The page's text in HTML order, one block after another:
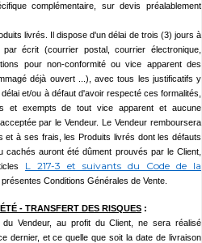
complémentaire, sur devis préalablement
livrés. Il dispose d'un délai de trois (3) jours à
écrit (courrier postal, courrier électronique,
pour non-conformité ou vice apparent des
déjà ouvert ...), avec tous les justificatifs y
et/ou à défaut d'avoir respecté ces formalités,
et exempts de tout vice apparent et aucune
par le Vendeur. Le Vendeur remboursera
et à ses frais, les Produits livrés dont les défauts
auront été dûment prouvés par le Client,
L 217-3 et suivants du Code de la
Conditions Générales de Vente.
- TRANSFERT DES RISQUES :
Vendeur, au profit du Client, ne sera réalisé
dernier, et ce quelle que soit la date de livraison